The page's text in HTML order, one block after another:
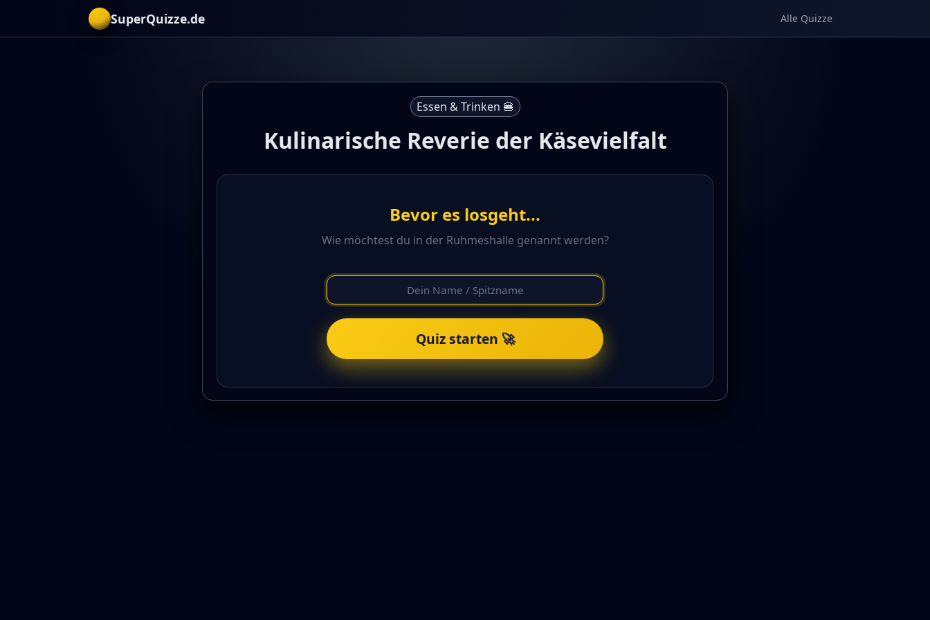
SuperQuizze.de Alle Quizze
Essen & Trinken 🍔
Kulinarische Reverie der Käsevielfalt
Bevor es losgeht...
Wie möchtest du in der Ruhmeshalle genannt werden?
Quiz starten 🚀